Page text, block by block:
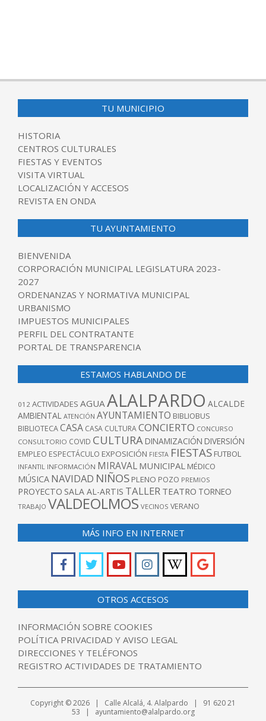
TU MUNICIPIO
HISTORIA
CENTROS CULTURALES
FIESTAS Y EVENTOS
VISITA VIRTUAL
LOCALIZACIÓN Y ACCESOS
REVISTA EN ONDA
TU AYUNTAMIENTO
BIENVENIDA
CORPORACIÓN MUNICIPAL LEGISLATURA 2023-
2027
ORDENANZAS Y NORMATIVA MUNICIPAL
URBANISMO
IMPUESTOS MUNICIPALES
PERFIL DEL CONTRATANTE
PORTAL DE TRANSPARENCIA
ESTAMOS HABLANDO DE
012 ACTIVIDADES AGUA ALALPARDO ALCALDE
AMBIENTAL ATENCIÓN AYUNTAMIENTO BIBLIOBUS
BIBLIOTECACASA CASA CULTURACONCIERTO CONCURSO
CONSULTORIO COVID CULTURA DINAMIZACIÓN DIVERSIÓN
EMPLEO ESPECTÁCULO EXPOSICIÓN FIESTA FIESTAS FUTBOL
INFANTIL INFORMACIÓN MIRAVAL MUNICIPAL MÉDICO
MÚSICA NAVIDAD NIÑOS PLENO POZO PREMIOS
PROYECTO SALA AL-ARTIS TALLER TEATRO TORNEO
TRABAJO VALDEOLMOS VECINOS VERANO
MÁS INFO EN INTERNET
OTROS ACCESOS
INFORMACIÓN SOBRE COOKIES
POLÍTICA PRIVACIDAD Y AVISO LEGAL
DIRECCIONES Y TELÉFONOS
REGISTRO ACTIVIDADES DE TRATAMIENTO
Copyright © 2026 | Calle Alcalá, 4. Alalpardo | 91 620 21
53 | ayuntamiento@alalpardo.org